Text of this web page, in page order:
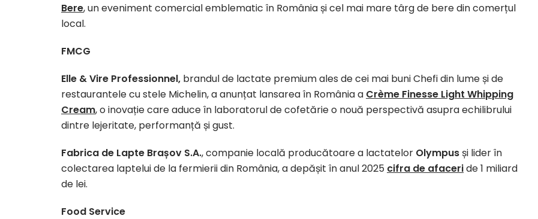
Bere, un eveniment comercial emblematic în România și cel mai mare târg de bere din comerțul
local.
FMCG
Elle & Vire Professionnel, brandul de lactate premium ales de cei mai buni Chefi din lume și de
restaurantele cu stele Michelin, a anunțat lansarea în România a Crème Finesse Light Whipping
Cream, o inovație care aduce în laboratorul de cofetărie o nouă perspectivă asupra echilibrului
dintre lejeritate, performanță și gust.
Fabrica de Lapte Brașov S.A., companie locală producătoare a lactatelor Olympusși lider în
colectarea laptelui de la fermierii din România, a depășit în anul 2025 cifra de afaceride 1 miliard
de lei.
Food Service